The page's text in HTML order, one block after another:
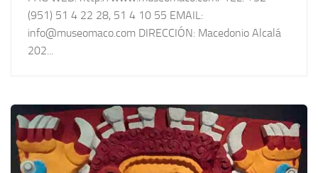
(951) 51 4 22 28, 51 4 10 55 EMAIL:
info@museomaco.com DIRECCIÓN: Macedonio Alcalá
202...